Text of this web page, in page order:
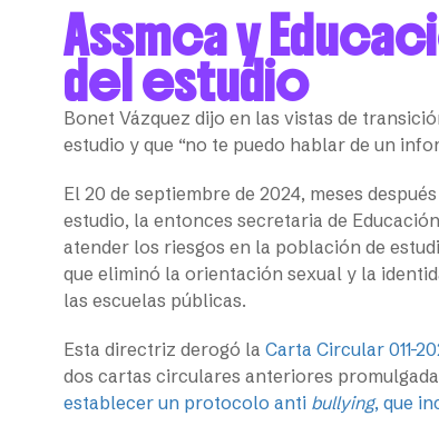
Assmca y
del estudio
Bonet Vázquez dijo en las vistas de
estudio y que “no te puedo hablar de un
El 20 de septiembre de 2024, meses
estudio, la entonces secretaria de
atender los riesgos en la población de
que eliminó la orientación sexual y la
las escuelas públicas.
Esta directriz derogó la Carta Circular 011-
dos cartas circulares anteriores
establecer un protocolo anti bullying, que